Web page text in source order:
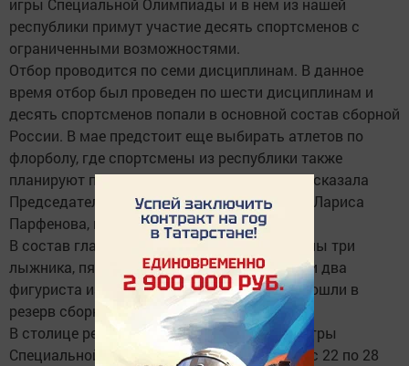
игры Специальной Олимпиады и в нем из нашей
республики примут участие десять спортсменов с
ограниченными возможностями.
Отбор проводится по семи дисциплинам. В данное
время отбор был проведен по шести дисциплинам и
десять спортсменов попали в основной состав сборной
России. В мае предстоит еще выбирать атлетов по
флорболу, где спортсмены из республики также
планируют попасть в сборную. Об этом рассказала
Председатель специальной Олимпиады РТ Лариса
Парфенова, пишет ИА «Татар-информ».
В состав главной команды страны включены три
лыжника, пять спортсменов по шорт-треку и два
фигуриста из Татарстана.. А пять атлетов вошли в
резерв сборной.
В столице республики Всемирные зимние игры
Специальной Олимпиады будут проходить с 22 по 28